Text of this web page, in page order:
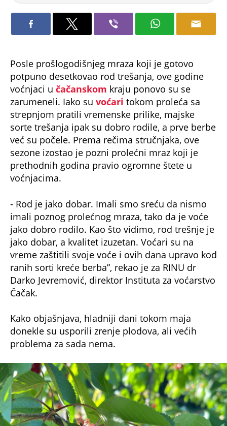
Posle prošlogodišnjeg mraza koji je gotovo
potpuno desetkovao rod trešanja, ove godine
voćnjaci u čačanskom kraju ponovo su se
zarumeneli. Iako su voćari tokom proleća sa
strepnjom pratili vremenske prilike, majske
sorte trešanja ipak su dobro rodile, a prve berbe
već su počele. Prema rečima stručnjaka, ove
sezone izostao je pozni prolećni mraz koji je
prethodnih godina pravio ogromne štete u
voćnjacima.
- Rod je jako dobar. Imali smo sreću da nismo
imali poznog prolećnog mraza, tako da je voće
jako dobro rodilo. Kao što vidimo, rod trešnje je
jako dobar, a kvalitet izuzetan. Voćari su na
vreme zaštitili svoje voće i ovih dana upravo kod
ranih sorti kreće berba”, rekao je za RINU dr
Darko Jevremović, direktor Instituta za voćarstvo
Čačak.
Kako objašnjava, hladniji dani tokom maja
donekle su usporili zrenje plodova, ali većih
problema za sada nema.